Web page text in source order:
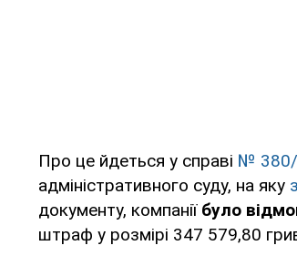
Про це йдеться у справі №
адміністративного суду, на яку
документу, компанії було
штраф у розмірі 347 579,80